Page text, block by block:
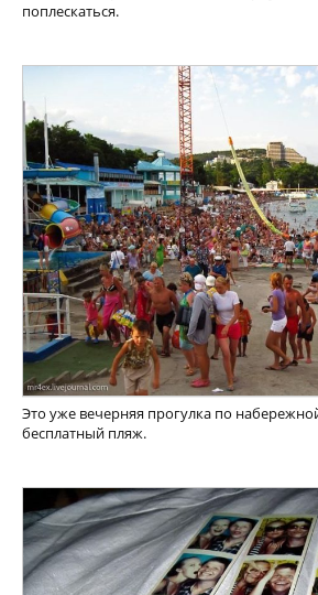
поплескаться.
Это уже вечерняя прогулка по
бесплатный пляж.